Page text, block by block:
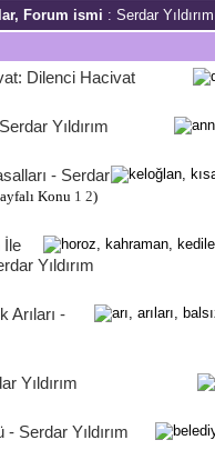
Forum ismi : Serdar Yıldırım
Dilenci Hacivat
Yıldırım
- Serdar
1 2)
İle
Yıldırım
Arıları -
Yıldırım
Serdar Yıldırım